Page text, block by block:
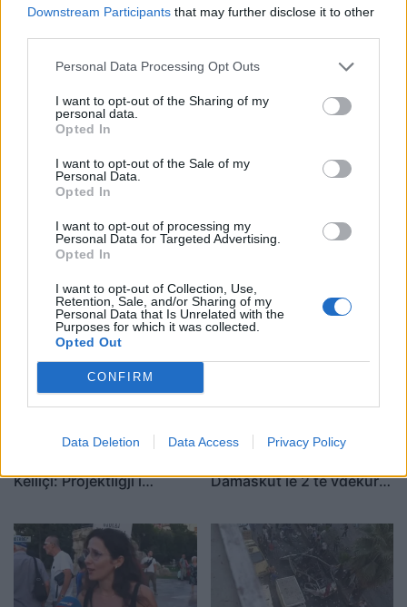
Downstream Participants that may further disclose it to other
Personal Data Processing Opt Outs
I want to opt-out of the Sharing of my
personal data.
Opted In
I want to opt-out of the Sale of my
Personal Data.
Opted In
I want to opt-out of processing my
Personal Data for Targeted Advertising.
Opted In
I want to opt-out of Collection, Use,
Retention, Sale, and/or Sharing of my
Personal Data that Is Unrelated with the
Purposes for which it was collected.
Opted Out
CONFIRM
Data Deletion Data Access Privacy Policy
Hyri me Jet Ski në
hapësirën e pushuesve në
mijë lekë drejtuesi
Tragjedi në Rrugën e
Kombit, aksidentohet de
Kosova
“Po ngrihet një ministri
Këlliçi: Projektligji i
monopolit, SPAK të
ndërhyjë
Video/ Shpërthimi në një
Damaskut lë 2 të vdekur